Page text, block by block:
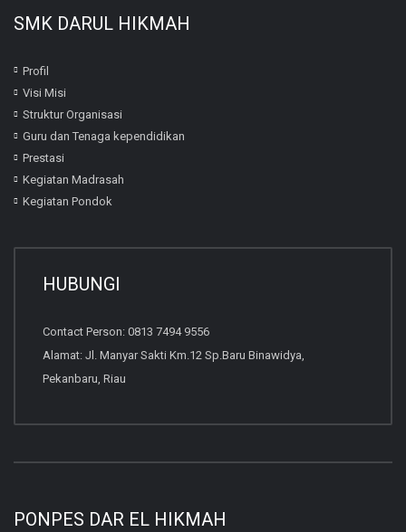
SMK DARUL HIKMAH
Profil
Visi Misi
Struktur Organisasi
Guru dan Tenaga kependidikan
Prestasi
Kegiatan Madrasah
Kegiatan Pondok
HUBUNGI
Contact Person: 0813 7494 9556
Alamat: Jl. Manyar Sakti Km.12 Sp.Baru Binawidya,
Pekanbaru, Riau
PONPES DAR EL HIKMAH